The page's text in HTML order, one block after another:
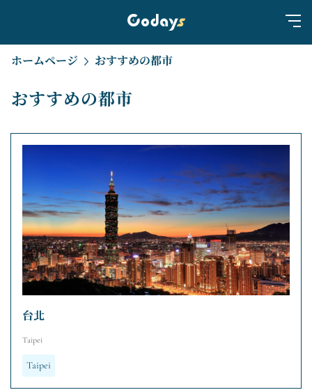
ホームページ おすすめの都市
おすすめの都市
台北
Taipei
Taipei